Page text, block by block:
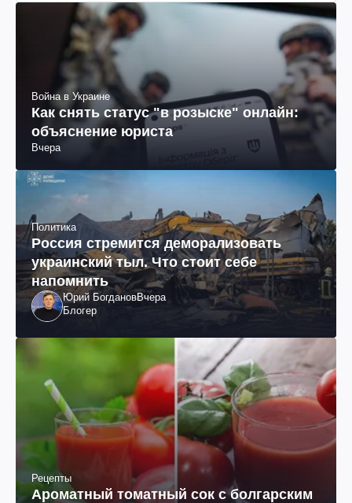
Война в Украине
Как снять статус "в розыске" онлайн:
объяснение юриста
Вчера
Политика
Россия стремится деморализовать
украинский тыл. Что стоит себе
напомнить
Юрий БогдановВчера
Блогер
Рецепты
Ароматный томатный сок с болгарским